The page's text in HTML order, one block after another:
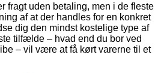
fragt uden betaling, men i de fleste
af at der handles for en konkret
dig den mindst kostelige type af
tilfælde – hvad end du bor ved
– vil være at få kørt varerne til et